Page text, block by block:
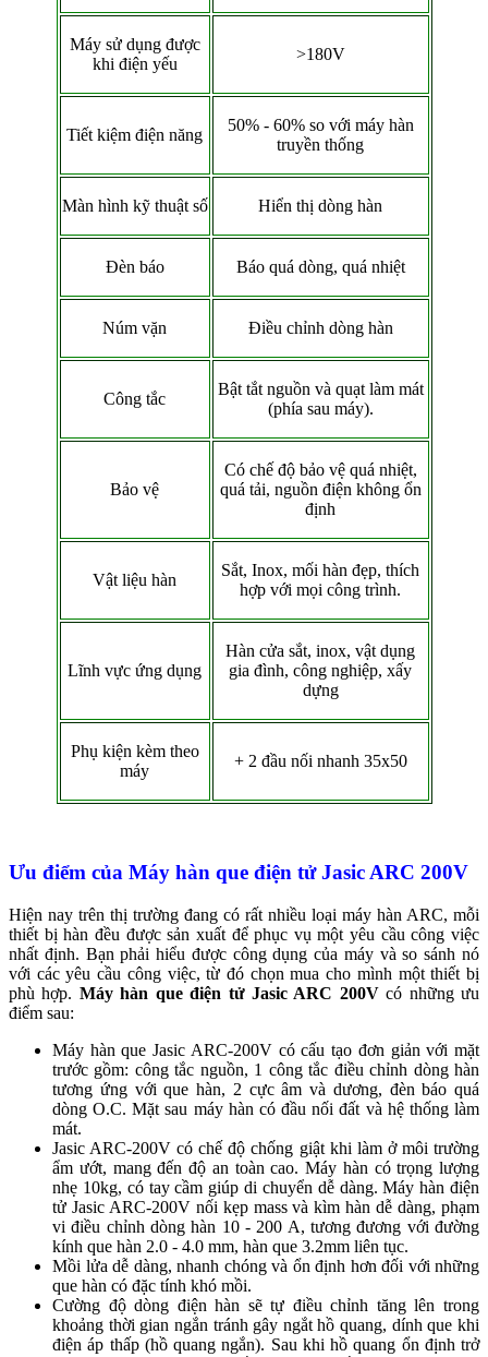
Máy sử dụng được
khi điện yếu
>180V
Tiết kiệm điện năng
50% - 60% so với máy hàn
truyền thống
Màn hình kỹ thuật số Hiển thị dòng hàn
Đèn báo Báo quá dòng, quá nhiệt
Núm vặn Điều chỉnh dòng hàn
Công tắc
Bật tắt nguồn và quạt làm mát
(phía sau máy).
Bảo vệ
Có chế độ bảo vệ quá nhiệt,
quá tải, nguồn điện không ổn
định
Vật liệu hàn
Sắt, Inox, mối hàn đẹp, thích
hợp với mọi công trình.
Lĩnh vực ứng dụng
Hàn cửa sắt, inox, vật dụng
gia đình, công nghiệp, xấy
dựng
Phụ kiện kèm theo
máy
+ 2 đầu nối nhanh 35x50
Ưu điểm của Máy hàn que điện tử Jasic ARC 200V
Hiện nay trên thị trường đang có rất nhiều loại máy hàn ARC, mỗi
thiết bị hàn đều được sản xuất để phục vụ một yêu cầu công việc
nhất định. Bạn phải hiểu được công dụng của máy và so sánh nó
với các yêu cầu công việc, từ đó chọn mua cho mình một thiết bị
phù hợp. Máy hàn que điện tử Jasic ARC 200Vcó những ưu
điểm sau:
Máy hàn que Jasic ARC-200V có cấu tạo đơn giản với mặt
trước gồm: công tắc nguồn, 1 công tắc điều chỉnh dòng hàn
tương ứng với que hàn, 2 cực âm và dương, đèn báo quá
dòng O.C. Mặt sau máy hàn có đầu nối đất và hệ thống làm
mát.
Jasic ARC-200V có chế độ chống giật khi làm ở môi trường
ẩm ướt, mang đến độ an toàn cao. Máy hàn có trọng lượng
nhẹ 10kg, có tay cầm giúp di chuyển dễ dàng. Máy hàn điện
tử Jasic ARC-200V nối kẹp mass và kìm hàn dễ dàng, phạm
vi điều chỉnh dòng hàn 10 - 200 A, tương đương với đường
kính que hàn 2.0 - 4.0 mm, hàn que 3.2mm liên tục.
Mồi lửa dễ dàng, nhanh chóng và ổn định hơn đối với những
que hàn có đặc tính khó mồi.
Cường độ dòng điện hàn sẽ tự điều chỉnh tăng lên trong
khoảng thời gian ngắn tránh gây ngắt hồ quang, dính que khi
điện áp thấp (hồ quang ngắn). Sau khi hồ quang ổn định trở